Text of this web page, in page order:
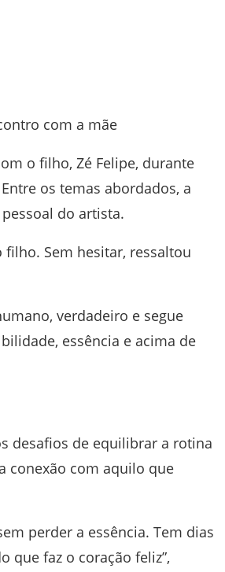
com a mãe
o filho, Zé Felipe, durante
os temas abordados, a
do artista.
Sem hesitar, ressaltou
verdadeiro e segue
essência e acima de
desafios de equilibrar a rotina
conexão com aquilo que
perder a essência. Tem dias
que faz o coração feliz”,